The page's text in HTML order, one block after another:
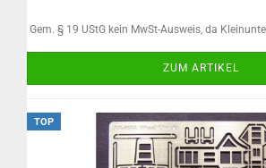
Gem. § 19 UStG kein MwSt-Ausweis, da
ZUM ARTIKEL
TOP